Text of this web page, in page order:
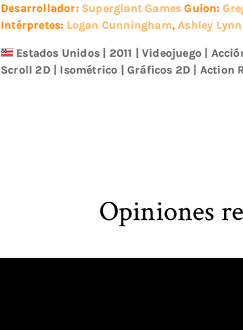
Desarrollador: Supergiant Games Guion:
Intérpretes: Logan Cunningham,Ashley
Estados Unidos | 2011 |Videojuego |
Scroll 2D| Isométrico |Gráficos 2D | Action
Opiniones